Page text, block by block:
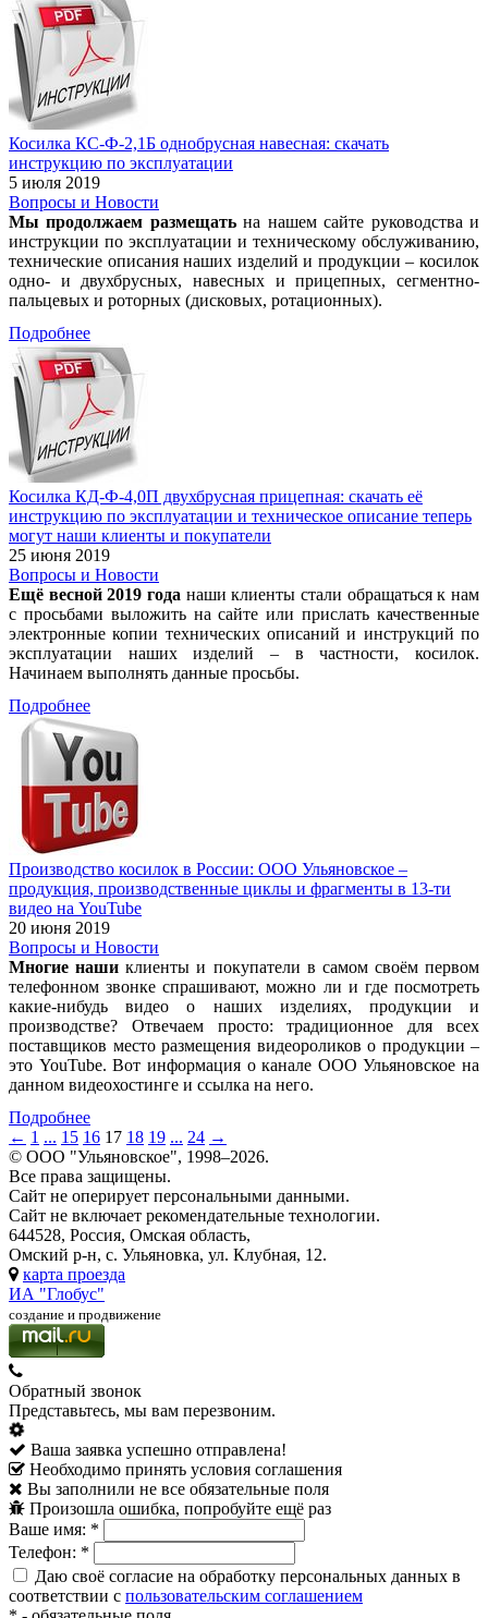
Косилка КС-Ф-2,1Б однобрусная навесная: скачать
инструкцию по эксплуатации
5 июля 2019
Вопросы и Новости
Мы продолжаем размещатьна нашем сайте руководства и
инструкции по эксплуатации и техническому обслуживанию,
технические описания наших изделий и продукции – косилок
одно- и двухбрусных, навесных и прицепных, сегментно-
пальцевых и роторных (дисковых, ротационных).
Подробнее
Косилка КД-Ф-4,0П двухбрусная прицепная: скачать её
инструкцию по эксплуатации и техническое описание теперь
могут наши клиенты и покупатели
25 июня 2019
Вопросы и Новости
Ещё весной2019 года наши клиенты стали обращаться к нам
с просьбами выложить на сайте или прислать качественные
электронные копии технических описаний и инструкций по
эксплуатации наших изделий – в частности, косилок.
Начинаем выполнять данные просьбы.
Подробнее
Производство косилок в России: ООО Ульяновское –
продукция, производственные циклы и фрагменты в 13-ти
видео на YouTube
20 июня 2019
Вопросы и Новости
Многие наши клиенты и покупатели в самом своём первом
телефонном звонке спрашивают, можно ли и где посмотреть
какие-нибудь видео о наших изделиях, продукции и
производстве? Отвечаем просто: традиционное для всех
поставщиков место размещения видеороликов о продукции –
это YouTube. Вот информация о канале ООО Ульяновское на
данном видеохостинге и ссылка на него.
Подробнее
← 1 ... 15 16 17 18 19 ... 24 →
© ООО "Ульяновское", 1998–2026.
Все права защищены.
Сайт не оперирует персональными данными.
Сайт не включает рекомендательные технологии.
644528, Россия, Омская область,
Омский р-н, с. Ульяновка, ул. Клубная, 12.
карта проезда
ИА "Глобус"
создание и продвижение
Обратный звонок
Представьтесь, мы вам перезвоним.
Ваша заявка успешно отправлена!
Необходимо принять условия соглашения
Вы заполнили не все обязательные поля
Произошла ошибка, попробуйте ещё раз
Ваше имя: *
Телефон: *
Даю своё согласие на обработку персональных данных в
соответствии с пользовательским соглашением